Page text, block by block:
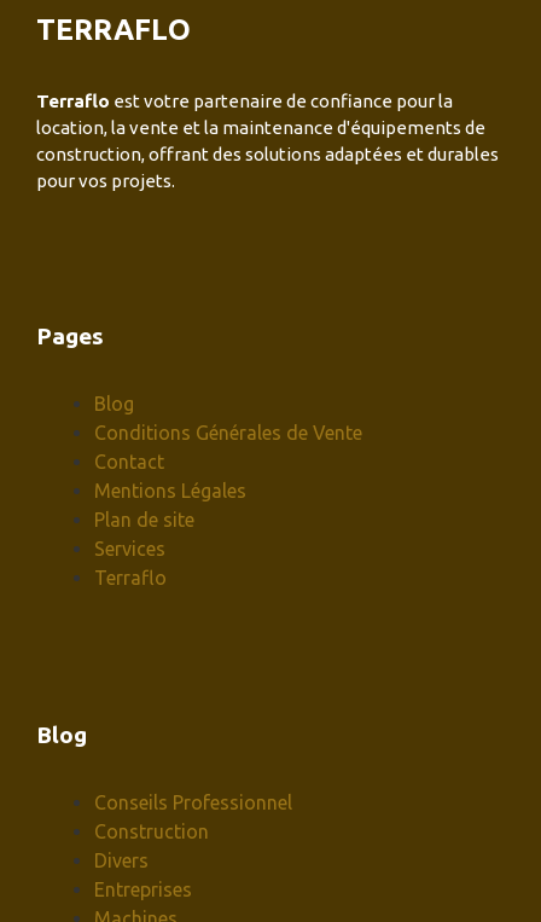
TERRAFLO
Terraflo est votre partenaire de confiance pour la
location, la vente et la maintenance d'équipements de
construction, offrant des solutions adaptées et durables
pour vos projets.
Pages
Blog
Conditions Générales de Vente
Contact
Mentions Légales
Plan de site
Services
Terraflo
Blog
Conseils Professionnel
Construction
Divers
Entreprises